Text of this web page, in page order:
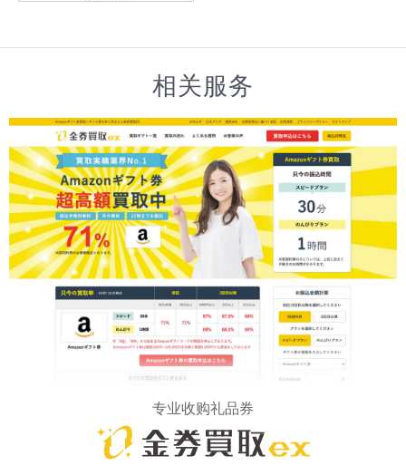
相关服务
专业收购礼品券